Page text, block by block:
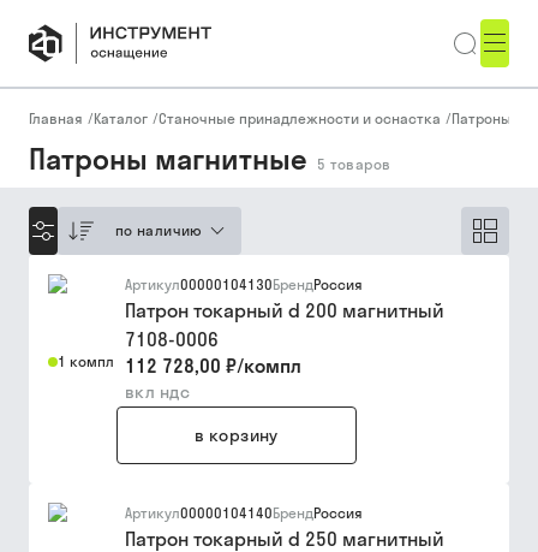
Главная /Каталог /Станочные принадлежности и оснастка /Патроны,
Патроны магнитные 5 товаров
по наличию
1 компл
Артикул00000104130БрендРоссия
Патрон токарный d 200 магнитный
7108-0006
112 728,00 ₽/компл
вкл ндс
в корзину
Артикул00000104140БрендРоссия
Патрон токарный d 250 магнитный